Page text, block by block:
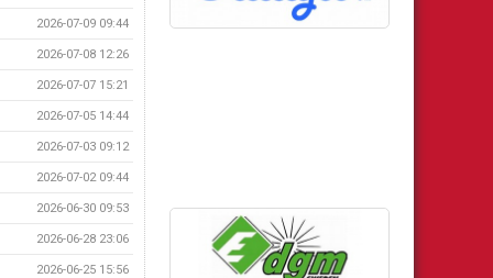
2026-07-09 09:44
2026-07-08 12:26
2026-07-07 15:21
2026-07-05 14:44
2026-07-03 09:12
2026-07-02 09:44
2026-06-30 09:53
2026-06-28 23:06
2026-06-25 15:56